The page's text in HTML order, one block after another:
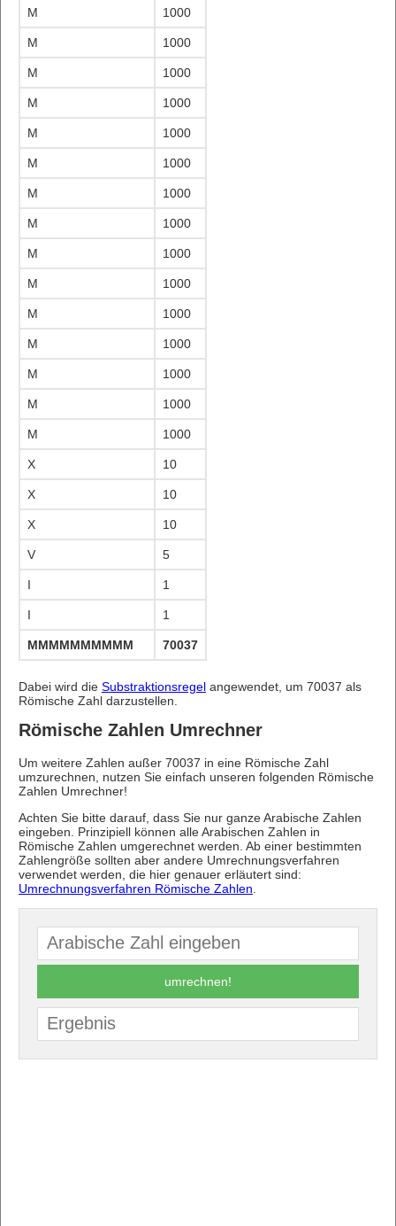
M 1000
M 1000
M 1000
M 1000
M 1000
M 1000
M 1000
M 1000
M 1000
M 1000
M 1000
M 1000
M 1000
M 1000
M 1000
X 10
X 10
X 10
V 5
I 1
I 1
70037
Dabei wird die Substraktionsregel angewendet, um 70037 als
Römische Zahl darzustellen.
Römische Zahlen Umrechner
Um weitere Zahlen außer 70037 in eine Römische Zahl
umzurechnen, nutzen Sie einfach unseren folgenden Römische
Zahlen Umrechner!
Achten Sie bitte darauf, dass Sie nur ganze Arabische Zahlen
eingeben. Prinzipiell können alle Arabischen Zahlen in
Römische Zahlen umgerechnet werden. Ab einer bestimmten
Zahlengröße sollten aber andere Umrechnungsverfahren
verwendet werden, die hier genauer erläutert sind:
Umrechnungsverfahren Römische Zahlen
umrechnen!